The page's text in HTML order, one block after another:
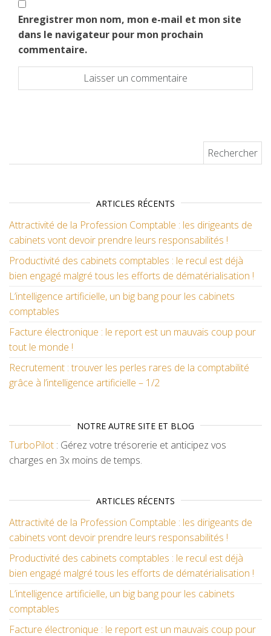
Enregistrer mon nom, mon e-mail et mon site
dans le navigateur pour mon prochain
commentaire.
ARTICLES RÉCENTS
Attractivité de la Profession Comptable : les dirigeants de
cabinets vont devoir prendre leurs responsabilités !
Productivité des cabinets comptables : le recul est déjà
bien engagé malgré tous les efforts de dématérialisation !
L’intelligence artificielle, un big bang pour les cabinets
comptables
Facture électronique : le report est un mauvais coup pour
tout le monde !
Recrutement : trouver les perles rares de la comptabilité
grâce à l’intelligence artificielle – 1/2
NOTRE AUTRE SITE ET BLOG
TurboPilot : Gérez votre trésorerie et anticipez vos
charges en 3x moins de temps.
ARTICLES RÉCENTS
Attractivité de la Profession Comptable : les dirigeants de
cabinets vont devoir prendre leurs responsabilités !
Productivité des cabinets comptables : le recul est déjà
bien engagé malgré tous les efforts de dématérialisation !
L’intelligence artificielle, un big bang pour les cabinets
comptables
Facture électronique : le report est un mauvais coup pour